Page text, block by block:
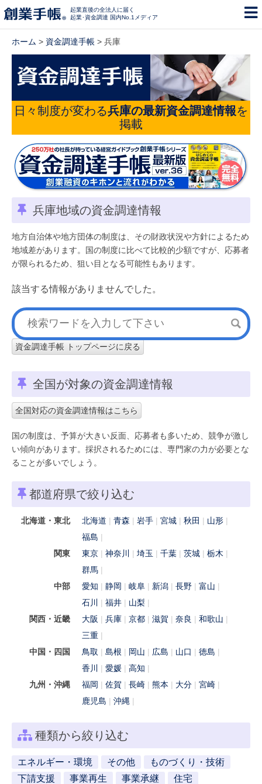
起業直後の全法人に届く
起業･資金調達 国内No.1メディア
ホーム > 資金調達手帳 > 兵庫
日々制度が変わる兵庫の最新資金調達情報を
掲載
兵庫地域の資金調達情報
地方自治体や地方団体の制度は、その財政状況や方針によるため
地域差があります。国の制度に比べて比較的少額ですが、応募者
が限られるため、狙い目となる可能性もあります。
該当する情報がありませんでした。
資金調達手帳 トップページに戻る
全国が対象の資金調達情報
全国対応の資金調達情報はこちら
国の制度は、予算が大きい反面、応募者も多いため、競争が激し
い傾向があります。採択されるためには、専門家の力が必要とな
ることが多いでしょう。
都道府県で絞り込む
北海道・東北 北海道 青森 岩手 宮城 秋田
山形
福島
関東
東京 神奈川 埼玉 千葉 茨城
栃木
群馬
中部
愛知 静岡 岐阜 新潟 長野
富山
石川
福井
山梨
関西・近畿
大阪 兵庫 京都 滋賀 奈良
和歌山
三重
中国・四国
鳥取 島根 岡山 広島 山口
徳島
香川
愛媛
高知
九州・沖縄
福岡 佐賀 長崎 熊本 大分
宮崎
鹿児島
沖縄
種類から絞り込む
エネルギー・環境 その他
ものづくり・技術
下請支援
事業再生 事業承継
住宅